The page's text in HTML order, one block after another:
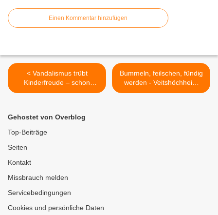
Einen Kommentar hinzufügen
< Vandalismus trübt
Kinderfreude – schon
wieder Angriff auf
Bummeln, feilschen, fündig
werden - Veitshöchheim
wurde zur Schatzinsel -
Gehostet von Overblog
Top-Beiträge
Seiten
Kontakt
Missbrauch melden
Servicebedingungen
Cookies und persönliche Daten